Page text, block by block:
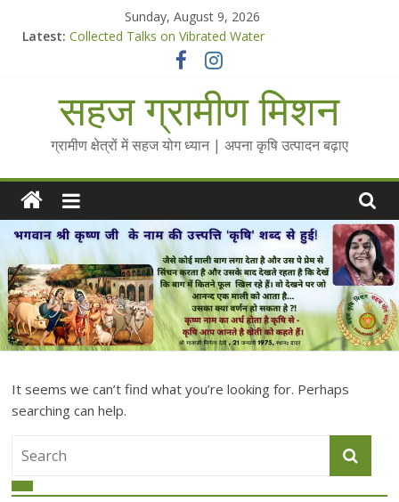
Sunday, August 9, 2026
Latest: Collected Talks on Vibrated Water
सहज कृषि प्रचार-प्रसार किट
Standee Designs @ 2025 for Sahaj Krishi Promotions
Chalo Gaon Ki Or Abhiyaan - 2025-26
सहज ग्रामीण मिशन
ग्रामीण क्षेत्रों में सहज योग ध्यान | अपना कृषि उत्पादन बढ़ाए
It seems we can’t find what you’re looking for. Perhaps
searching can help.